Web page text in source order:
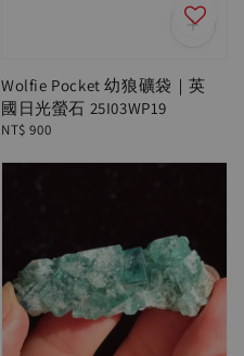
Wolfie Pocket 幼狼礦袋｜英
國日光螢石 25I03WP19
Regular
NT$ 900